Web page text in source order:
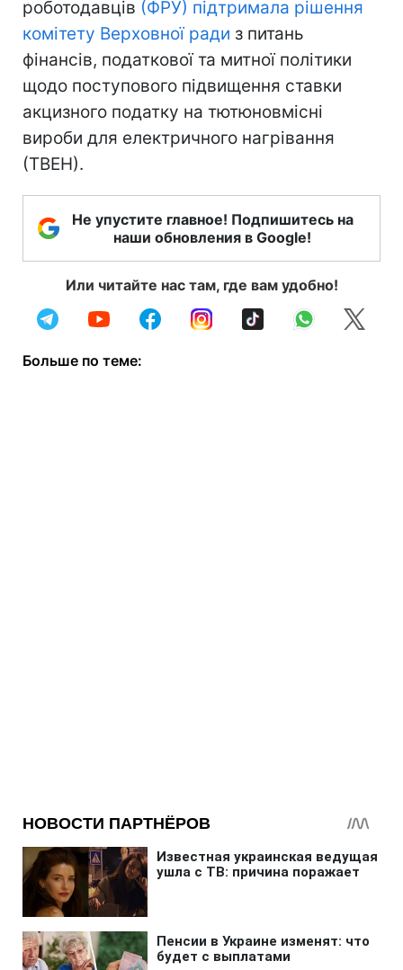
роботодавців (ФРУ) підтримала рішення
комітету Верховної ради з питань
фінансів, податкової та митної політики
щодо поступового підвищення ставки
акцизного податку на тютюновмісні
вироби для електричного нагрівання
(ТВЕН).
Не упустите главное! Подпишитесь на
наши обновления в Google!
Или читайте нас там, где вам удобно!
Больше по теме: